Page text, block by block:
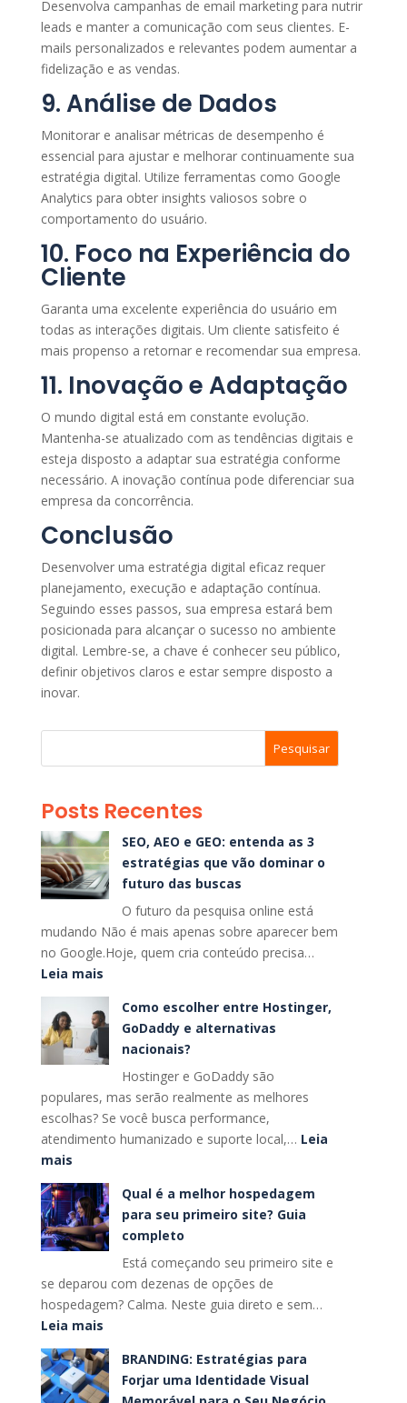
Desenvolva campanhas de email marketing para nutrir
leads e manter a comunicação com seus clientes. E-
mails personalizados e relevantes podem aumentar a
fidelização e as vendas.
9. Análise de Dados
Monitorar e analisar métricas de desempenho é
essencial para ajustar e melhorar continuamente sua
estratégia digital. Utilize ferramentas como Google
Analytics para obter insights valiosos sobre o
comportamento do usuário.
10. Foco na Experiência do
Cliente
Garanta uma excelente experiência do usuário em
todas as interações digitais. Um cliente satisfeito é
mais propenso a retornar e recomendar sua empresa.
11. Inovação e Adaptação
O mundo digital está em constante evolução.
Mantenha-se atualizado com as tendências digitais e
esteja disposto a adaptar sua estratégia conforme
necessário. A inovação contínua pode diferenciar sua
empresa da concorrência.
Conclusão
Desenvolver uma estratégia digital eficaz requer
planejamento, execução e adaptação contínua.
Seguindo esses passos, sua empresa estará bem
posicionada para alcançar o sucesso no ambiente
digital. Lembre-se, a chave é conhecer seu público,
definir objetivos claros e estar sempre disposto a
inovar.
Pesquisar
Posts Recentes
SEO, AEO e GEO: entenda as 3
estratégias que vão dominar o
futuro das buscas
O futuro da pesquisa online está
mudando Não é mais apenas sobre aparecer bem
no Google.Hoje, quem cria conteúdo precisa…
Leia mais:
SEO,
AEO
GEO:
entenda
as
3
estratégias
vão
dominar
o
futuro
das
buscas
Como escolher entre Hostinger,
GoDaddy e alternativas
nacionais?
Hostinger e GoDaddy são
populares, mas serão realmente as melhores
escolhas? Se você busca performance,
atendimento humanizado e suporte local,… Leia
mais:
Como
escolher
entre
Hostinger,
GoDaddy
e
alternativas
nacionais?
Qual é a melhor hospedagem
para seu primeiro site? Guia
completo
Está começando seu primeiro site e
se deparou com dezenas de opções de
hospedagem? Calma. Neste guia direto e sem…
Leia mais:
Qual
é
a
BRANDING: Estratégias para
Forjar uma Identidade Visual